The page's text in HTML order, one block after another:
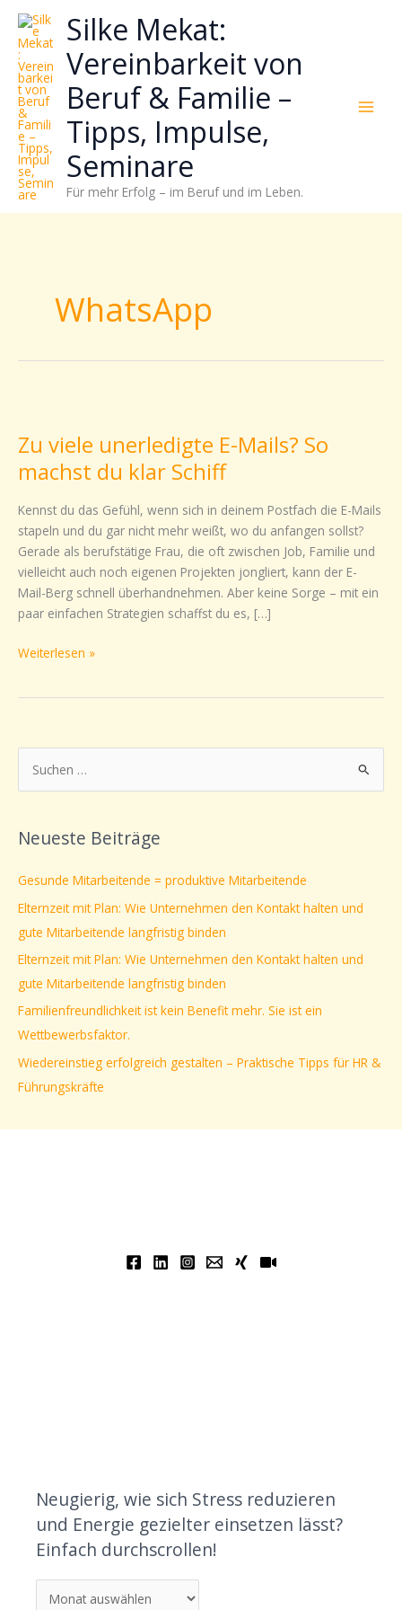
Zum
Inhalt
springen
Silke Mekat:
Vereinbarkeit von
Beruf & Familie –
Tipps, Impulse,
Seminare
Für mehr Erfolg – im Beruf und im Leben.
WhatsApp
Zu viele unerledigte E-Mails? So
machst du klar Schiff
Kennst du das Gefühl, wenn sich in deinem Postfach die E-Mails
stapeln und du gar nicht mehr weißt, wo du anfangen sollst?
Gerade als berufstätige Frau, die oft zwischen Job, Familie und
vielleicht auch noch eigenen Projekten jongliert, kann der E-
Mail-Berg schnell überhandnehmen. Aber keine Sorge – mit ein
paar einfachen Strategien schaffst du es, […]
unerledigte
Mails?
So
machst
du
klar
Schiff
Weiterlesen »
u
h
n
a
c
h
:
Neueste Beiträge
Gesunde Mitarbeitende = produktive Mitarbeitende
Elternzeit mit Plan: Wie Unternehmen den Kontakt halten und
gute Mitarbeitende langfristig binden
Elternzeit mit Plan: Wie Unternehmen den Kontakt halten und
gute Mitarbeitende langfristig binden
Familienfreundlichkeit ist kein Benefit mehr. Sie ist ein
Wettbewerbsfaktor.
Wiedereinstieg erfolgreich gestalten – Praktische Tipps für HR &
Führungskräfte
Neugierig, wie sich Stress reduzieren
und Energie gezielter einsetzen lässt?
Einfach durchscrollen!
wie
sich
Stress
reduzieren
Energie
gezielter
einsetzen
lässt?
Einfach